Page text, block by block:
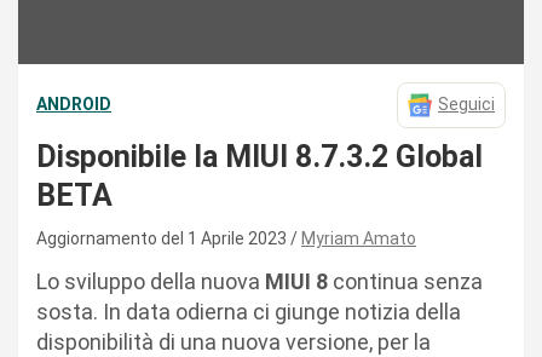
ANDROID Seguici
Disponibile la MIUI 8.7.3.2 Global
BETA
Aggiornamento del 1 Aprile 2023 Myriam Amato
Lo sviluppo della nuova MIUI 8 continua senza
sosta. In data odierna ci giunge notizia della
disponibilità di una nuova versione, per la